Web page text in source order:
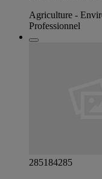
Agriculture -
Professionnel
285184285